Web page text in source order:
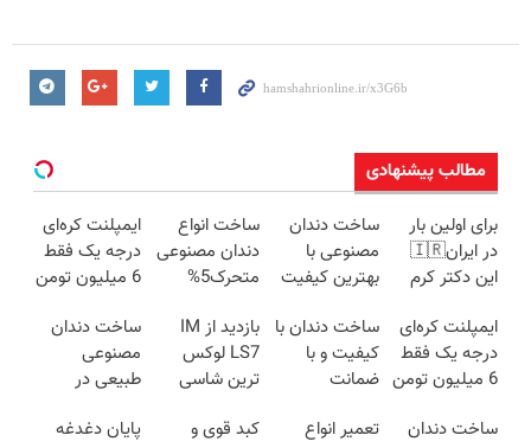
مطالب پیشنهادی
برای اولین بار
در ایران🇮🇷
این دکتر کرم
روزه ساخت!
ساخت دندان
مصنوعی با
بهترین کیفیت
ساخت انواع
دندان مصنوعی
متحرک5%
ایمپلنت کره‌ای
درجه یک فقط
6 میلیون تومن
ایمپلنت کره‌ای
درجه یک فقط
6 میلیون تومن
ساخت دندان با
کیفیت و با
ضمانت
5% تخفیف
بازدید از IM
LS7 لوکس
ترین شاسی
در باشگاه
ساخت دندان
مصنوعی
طبیعی در
تخفیف
ساخت دندان
تعمیر انواع
کبد قوی و
پایان دغدغه